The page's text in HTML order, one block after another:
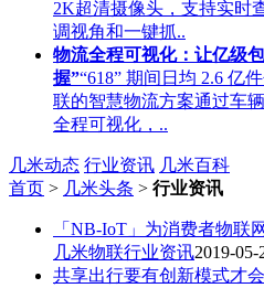
2K超清摄像头，支持实时
调视角和一键抓..
物流全程可视化：让亿级
握”“618” 期间日均 2.6 亿
联的智慧物流方案通过车
全程可视化，..
几米动态 行业资讯 几米百科
首页 > 几米头条 > 行业资讯
「NB-IoT」为消费者物联
几米物联行业资讯2019-05-
共享出行要有创新模式才